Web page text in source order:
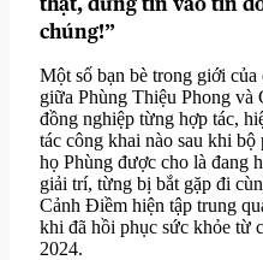
chúng!”
Một số bạn bè trong giới
giữa Phùng Thiệu Phong
đồng nghiệp từng hợp tác,
tác công khai nào sau khi
họ Phùng được cho là đang
giải trí, từng bị bắt gặp đi
Cảnh Điềm hiện tập trung
khi đã hồi phục sức khỏe từ
2024.